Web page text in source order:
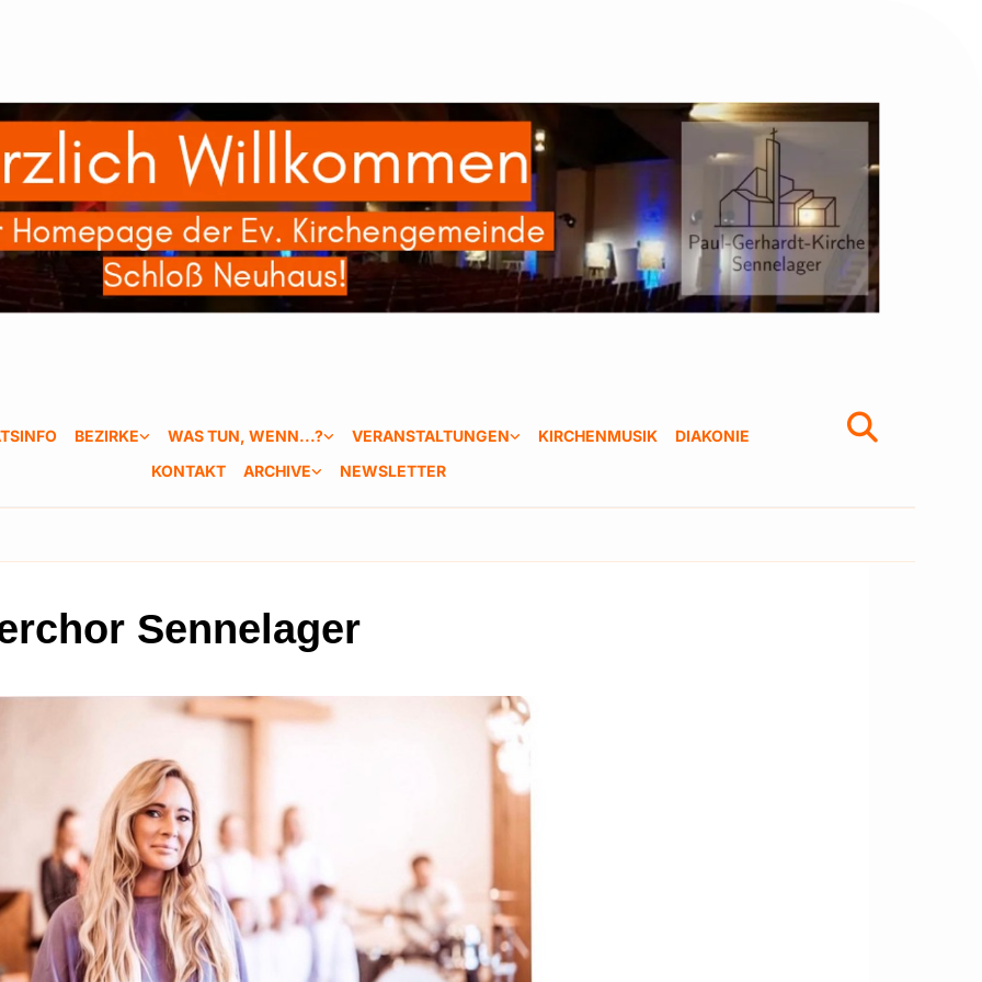
BEZIRKE WAS TUN, WENN...? VERANSTALTUNGEN KIRCHENMUSIK
DIAKONIE
KONTAKT
ARCHIVE NEWSLETTER
Sennelager